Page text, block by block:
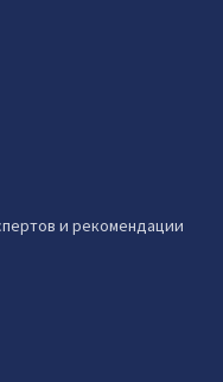
и рекомендации